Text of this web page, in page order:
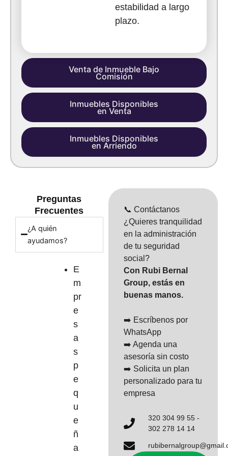
Venta de Inmueble Bajo
Comisión
Inmuebles Disponibles
en Venta
Inmuebles Disponibles
en Arriendo
estabilidad a largo
plazo.
Preguntas
Frecuentes
¿A quién
ayudamos?
E
m
pr
e
s
a
s
p
e
q
u
e
ñ
a
📞 Contáctanos
¿Quieres tranquilidad
en la administración
de tu seguridad
social?
Con Rubi Bernal
Group, estás en
buenas manos.
➡️ Escríbenos por
WhatsApp
➡️ Agenda una
asesoría sin costo
➡️ Solicita un plan
personalizado para tu
empresa
320 304 99 55 -
302 278 14 14